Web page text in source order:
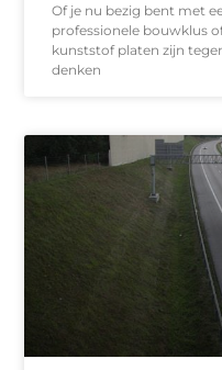
Of je nu bezig bent met
professionele bouwklus
kunststof platen zijn
denken